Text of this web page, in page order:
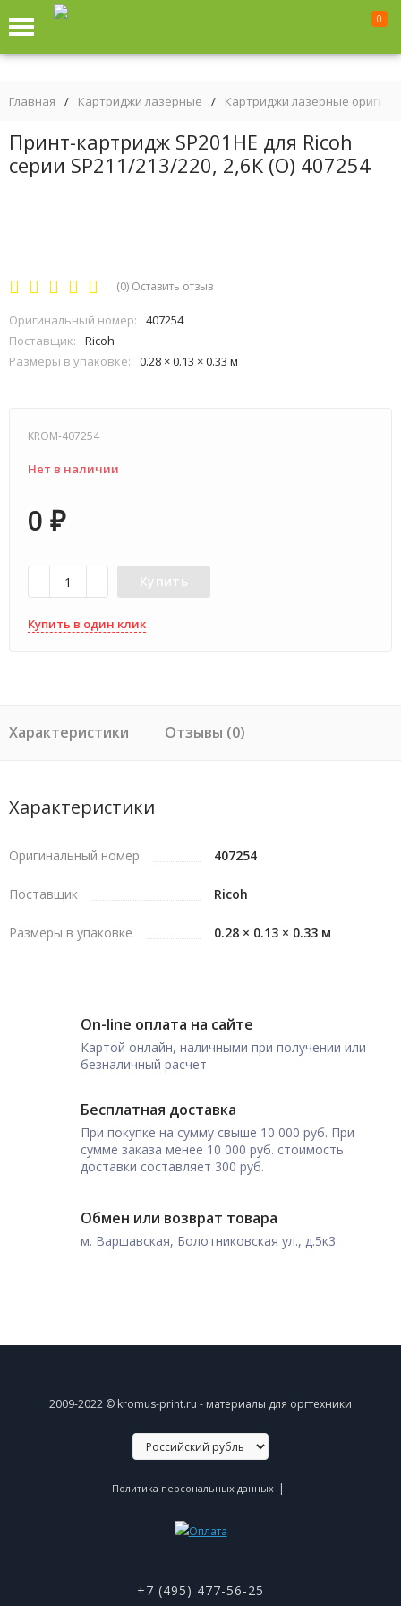
0
Главная / Картриджи лазерные / Картриджи лазерные
Принт-картридж SP201HE для Ricoh
серии SP211/213/220, 2,6К (О) 407254
(0) Оставить отзыв
Оригинальный номер:
407254
Поставщик:
Ricoh
Размеры в упаковке:
0.28 × 0.13 × 0.33 м
KROM-407254
Нет в наличии
0 ₽
Купить
Купить в один клик
Характеристики Отзывы (0)
Характеристики
Оригинальный номер 407254
Поставщик Ricoh
Размеры в упаковке 0.28 × 0.13 × 0.33 м
On-line оплата на сайте
Картой онлайн, наличными при получении или
безналичный расчет
Бесплатная доставка
При покупке на сумму свыше 10 000 руб. При
сумме заказа менее 10 000 руб. стоимость
доставки составляет 300 руб.
Обмен или возврат товара
м. Варшавская, Болотниковская ул., д.5к3
2009-2022 © kromus-print.ru - материалы для оргтехники
Политика персональных данных |
+7 (495) 477-56-25